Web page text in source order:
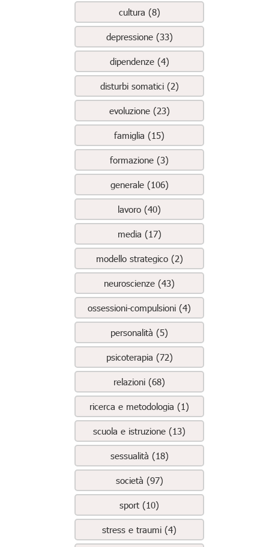
cultura (8)
depressione (33)
dipendenze (4)
disturbi somatici (2)
evoluzione (23)
famiglia (15)
formazione (3)
generale (106)
lavoro (40)
media (17)
modello strategico (2)
neuroscienze (43)
ossessioni-compulsioni (4)
personalità (5)
psicoterapia (72)
relazioni (68)
ricerca e metodologia (1)
scuola e istruzione (13)
sessualità (18)
società (97)
sport (10)
stress e traumi (4)